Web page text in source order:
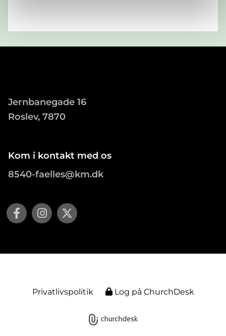
Jernbanegade 16
Roslev, 7870
Kom i kontakt med os
8540-faelles@km.dk
Privatlivspolitik Log på ChurchDesk